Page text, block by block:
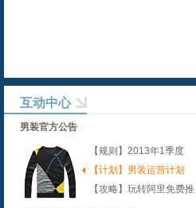
互动中心
男装官方公告
【规则】2013年1季度
【计划】男装运营计划
【攻略】玩转阿里免费推